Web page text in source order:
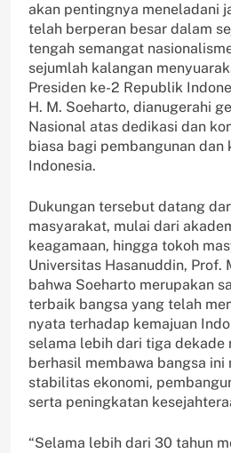
akan pentingnya meneladani
telah berperan besar dalam
tengah semangat
sejumlah kalangan
Presiden ke-2 Republik
H. M. Soeharto, dianugerahi
Nasional atas dedikasi dan
biasa bagi pembangunan dan
Indonesia.
Dukungan tersebut datang
masyarakat, mulai dari
keagamaan, hingga tokoh
Universitas Hasanuddin, Prof.
bahwa Soeharto merupakan
terbaik bangsa yang telah
nyata terhadap kemajuan
selama lebih dari tiga dekade
berhasil membawa bangsa ini
stabilitas ekonomi,
serta peningkatan
“Selama lebih dari 30 tahun